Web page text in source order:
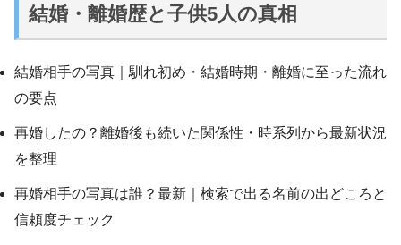
結婚・離婚歴と子供5人の真相
結婚相手の写真｜馴れ初め・結婚時期・離婚に至った流れ
の要点
再婚したの？離婚後も続いた関係性・時系列から最新状況
を整理
再婚相手の写真は誰？最新｜検索で出る名前の出どころと
信頼度チェック